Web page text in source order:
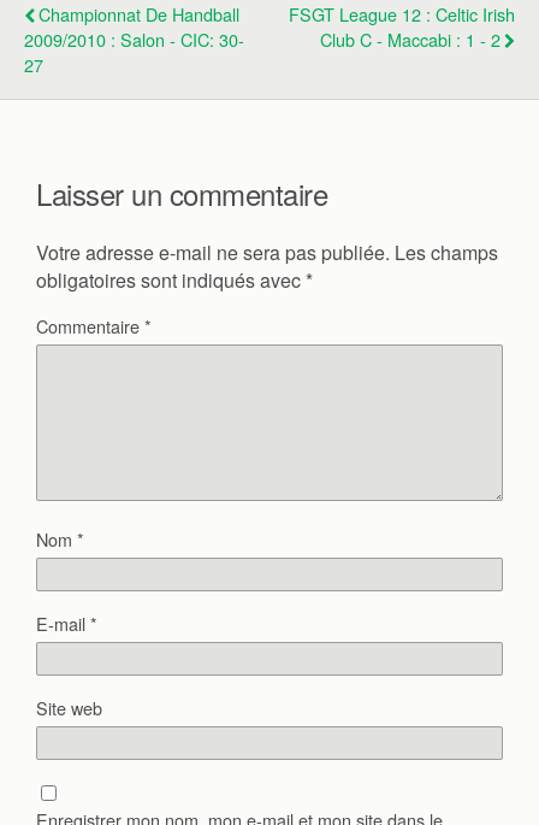
Championnat De Handball
2009/2010 : Salon - CIC: 30-
27
FSGT League 12 : Celtic Irish
Club C - Maccabi : 1 - 2
Laisser un commentaire
Votre adresse e-mail ne sera pas publiée. Les champs
obligatoires sont indiqués avec *
Commentaire*
Nom *
E-mail*
Site web
Enregistrer mon nom, mon e-mail et mon site dans le